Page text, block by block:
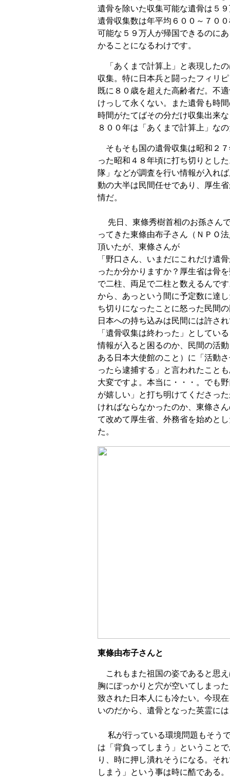
遺骨を除いた収集可能な遺骨は５
遺骨収集数は年平均６００～７０
可能な５９万人が帰国できるのに
かることになるわけです。
「あくまで計算上」と表現した
収集。特に日本兵と闘ったフィリ
既に８０歳を超えた高齢者だ。不
けっして永くない。また遺骨も時
時間がたてばその分だけ収集出来
８００年は「あくまで計算上」な
そもそも国の遺骨収集は昭和２
った昭和４８年頃に打ち切りとし
隊」などが調査を行い情報が入れ
動の大半は民間任せであり、厚生
情だ。
先日、東條秀樹首相のお孫さん
ってきた東條由布子さん（ＮＰＯ
頂いたが、東條さんが
「野口さん、いまだにこれだけ遺
ったか分かりますか？厚生省は骨
で二柱、両足で二柱と数えるんで
から、あっという間に予定数に達
ち切りになったことに怒った民間
日本への持ち込みは民間には許さ
「遺骨収集は終わった」としてい
情報が入ると困るのか、民間の活
ある日本大使館のこと）に「活動
ったら逮捕する」と言われたこと
大変ですよ。本当に・・・。でも
が嬉しい」と打ち明けてくださっ
ければならなかったのか、東條さ
て改めて厚生省、外務省を始めと
た。
東條由布子さんと
これもまた祖国の姿であると思
胸にぽっかりと穴が空いてしまっ
致された日本人にも冷たい。今現
いのだから、遺骨となった英霊に
私が行っている環境問題もそう
は「背負ってしまう」ということ
り、時に押し潰れそうになる。そ
しまう」という事は時に酷である。